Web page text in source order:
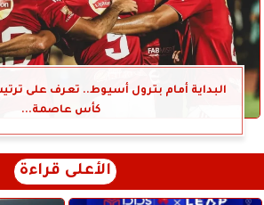
البداية أمام بترول أسيوط.. تعرف على
كأس عاصمة...
الأعلى قراءة